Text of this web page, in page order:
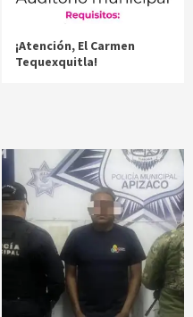
¡Atención, El Carmen
Tequexquitla!